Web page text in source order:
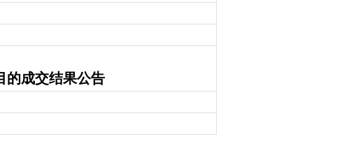
的成交结果公告